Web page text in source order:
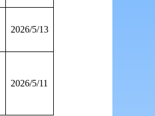
2026/5/13
2026/5/11